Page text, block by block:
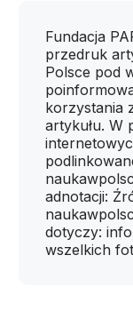
Fundacja
przedruk
Polsce pod
korzystania
artykułu. W
adnotacji:
dotyczy:
wszelkich